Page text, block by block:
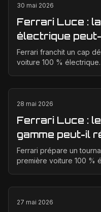
30 mai 2026
Ferrari Luce :
électrique
critiques sur
Ferrari franchit un cap
voiture 100 %
28 mai 2026
Ferrari Luce :
gamme peut-il
Ferrari prépare un
première voiture 100 %
27 mai 2026